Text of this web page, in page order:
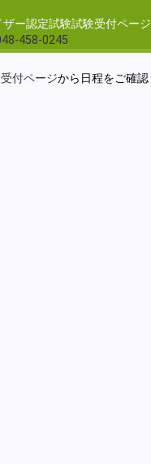
ー認定試験試験受付ページ
458-0245
付ページから日程をご確認